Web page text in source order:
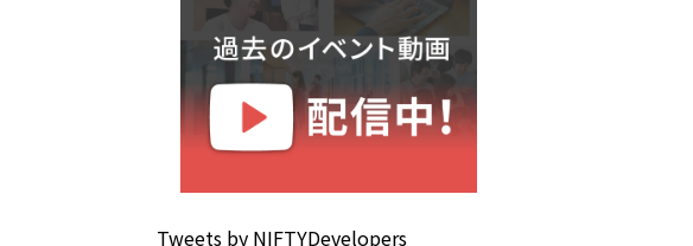
Tweets by NIFTYDevelopers